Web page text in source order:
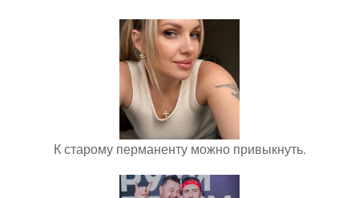
К старому перманенту можно привыкнуть.